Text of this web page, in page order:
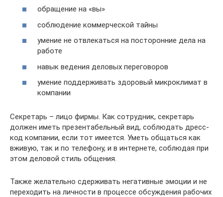
обращение на «вы»
соблюдение коммерческой тайны
умение не отвлекаться на посторонние дела на
работе
навык ведения деловых переговоров
умение поддерживать здоровый микроклимат в
компании
Секретарь – лицо фирмы. Как сотрудник, секретарь
должен иметь презентабельный вид, соблюдать дресс-
код компании, если тот имеется. Уметь общаться как
вживую, так и по телефону, и в интернете, соблюдая при
этом деловой стиль общения.
Также желательно сдерживать негативные эмоции и не
переходить на личности в процессе обсуждения рабочих